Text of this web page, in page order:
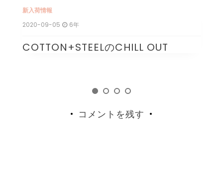
新入荷情報
2020-09-05 6年
COTTON+STEELのCHILL OUT
コメントを残す